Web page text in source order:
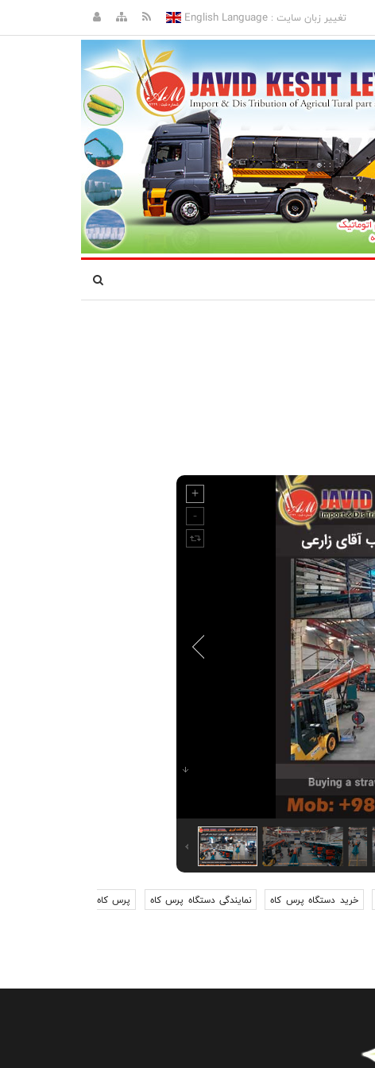
تغییر زبان سایت :English Language
خرید دستگاه پرس کاه نمایندگی دستگاه پرس کاه
پرس کاه